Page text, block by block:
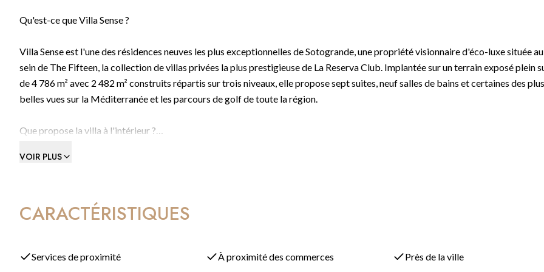
Qu'est-ce que Villa Sense ?
Villa Sense est l'une des résidences neuves les plus exceptionnelles de Sotogrande, une propriété visionnaire d'éco-luxe située au
sein de The Fifteen, la collection de villas privées la plus prestigieuse de La Reserva Club. Implantée sur un terrain exposé plein
de 4 786 m² avec 2 482 m² construits répartis sur trois niveaux, elle propose sept suites, neuf salles de bains et certaines des plus
belles vues sur la Méditerranée et les parcours de golf de toute la région.
Que propose la villa à l'intérieur ?
Chaque espace a été pensé avec soin. Sept suites privées aux matériaux naturels, neuf salles de bains dont une spectaculaire
détente. Les espaces intérieurs et extérieurs se fondent harmonieusement.
VOIR PLUS
CARACTÉRISTIQUES
Services de proximité À proximité des commerces Près de la ville